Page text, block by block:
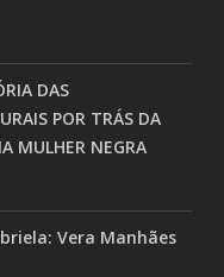
DAS
POR TRÁS DA
MULHER NEGRA
Vera Manhães